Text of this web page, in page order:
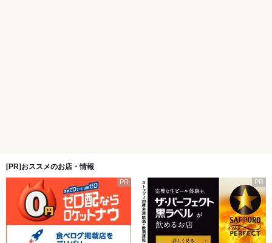
[PR]おススメのお店・情報
PR PR